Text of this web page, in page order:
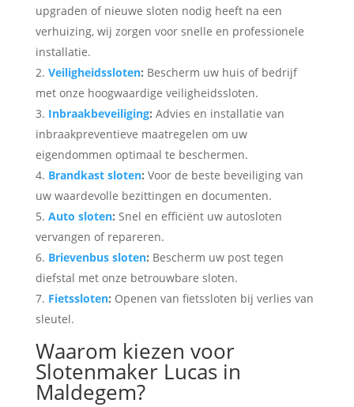
upgraden of nieuwe sloten nodig heeft na een
verhuizing, wij zorgen voor snelle en professionele
installatie.
Veiligheidssloten: Bescherm uw huis of bedrijf
met onze hoogwaardige veiligheidssloten.
Inbraakbeveiliging: Advies en installatie van
inbraakpreventieve maatregelen om uw
eigendommen optimaal te beschermen.
Brandkast sloten: Voor de beste beveiliging van
uw waardevolle bezittingen en documenten.
Auto sloten: Snel en efficiënt uw autosloten
vervangen of repareren.
Brievenbus sloten: Bescherm uw post tegen
diefstal met onze betrouwbare sloten.
Fietssloten: Openen van fietssloten bij verlies van
sleutel.
Waarom kiezen voor
Slotenmaker Lucas in
Maldegem?